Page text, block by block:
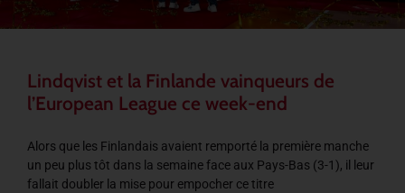
Lindqvist et la Finlande vainqueurs de
l’European League ce week-end
Alors que les Finlandais avaient remporté la première manche
un peu plus tôt dans la semaine face aux Pays-Bas (3-1), il leur
fallait doubler la mise pour empocher ce titre